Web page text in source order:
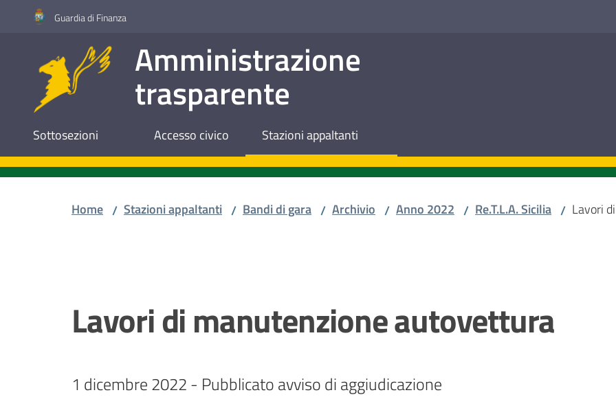
Vai al contenuto
Vai alla navigazione
Vai al footerGuardia di Finanza
Amministrazione
trasparente
Sottosezioni Accesso civico Stazioni appaltanti
Home / Stazioni appaltanti / Bandi di gara / Archivio / Anno 2022 / Re.T.L.A. Sicilia / Lavori
Lavori di manutenzione autovettura
1 dicembre 2022 - Pubblicato avviso di aggiudicazione